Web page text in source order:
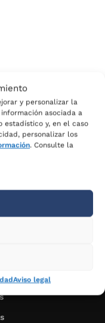
y personalizar la
asociada a
estadístico y, en el caso
personalizar los
. Consulte la
Aviso legal